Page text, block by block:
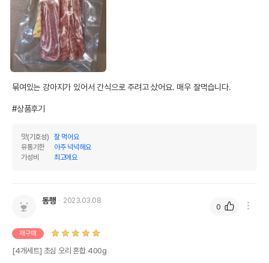
묶여있는 강아지가 있어서 간식으로 주려고 샀어요. 매우 잘먹습니다.
#상품후기
맛(기호성)
잘 먹어요
유통기한
아주 넉넉해요
가성비
최고에요
동행 2023.03.08
재구매
[4개세트] 초심 오리 혼합 400g
0